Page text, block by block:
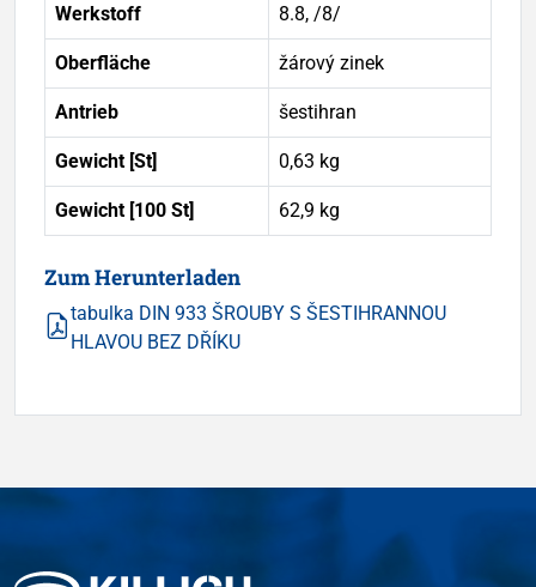
Werkstoff 8.8, /8/
Oberfläche žárový zinek
Antrieb šestihran
Gewicht [St] 0,63 kg
Gewicht [100 St] 62,9 kg
Zum Herunterladen
tabulka DIN 933 ŠROUBY S ŠESTIHRANNOU
HLAVOU BEZ DŘÍKU